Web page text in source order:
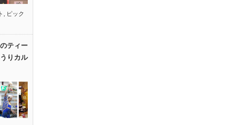
ピック
ティー
りカル